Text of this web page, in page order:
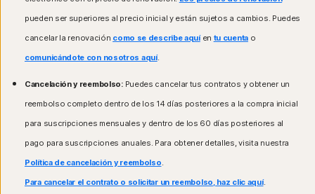
pueden ser superiores al precio inicial y están sujetos a cambios. Puedes
cancelar la renovación como se describe aquíen tu cuentao
comunicándote con nosotros aquí.
Cancelación y reembolso:Puedes cancelar tus contratos y obtener un
reembolso completo dentro de los 14 días posteriores a la compra inicial
para suscripciones mensuales y dentro de los 60 días posteriores al
pago para suscripciones anuales. Para obtener detalles, visita nuestra
Política de cancelación y reembolso
Para cancelar el contrato o solicitar un reembolso, haz clic aquí.